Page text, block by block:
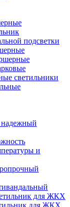
подсветки
светильники
надежный
и
для ЖКХ
для ЖКХ